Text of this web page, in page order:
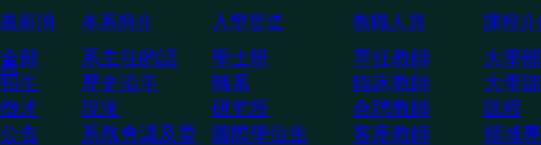
最新消
息
本系簡介 入學管道 教職人員 課程介
全部
招生
徵才
公告
系主任的話
歷史沿革
現況
系務會議及委
學士班
轉系
研究所
國際學位生
専任教師
臨床教師
合聘教師
客座教師
大學部
大學
課程
領域